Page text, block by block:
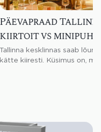
Päevapraad
kiirtoit vs
restoranis
Tallinna kesklinnas saab lõuna
kätte kiiresti. Küsimus on, mis